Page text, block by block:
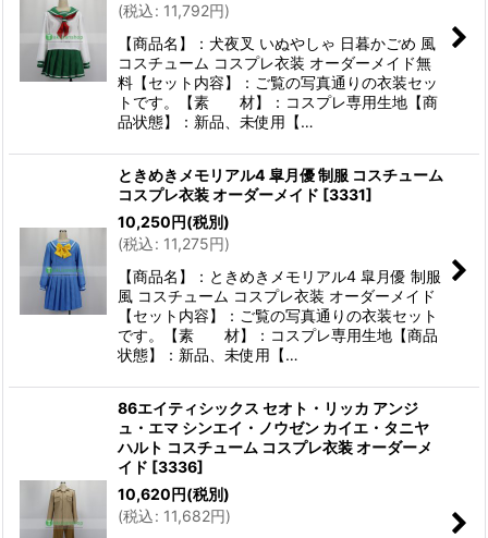
(税込: 11,792円)
【商品名】：犬夜叉 いぬやしゃ 日暮かごめ 風
コスチューム コスプレ衣装 オーダーメイド無
料【セット内容】：ご覧の写真通りの衣装セッ
トです。【素 材】：コスプレ専用生地【商
品状態】：新品、未使用【…
ときめきメモリアル4 皐月優 制服 コスチューム
コスプレ衣装 オーダーメイド [3331]
10,250円(税別)
(税込: 11,275円)
【商品名】：ときめきメモリアル4 皐月優 制服
風 コスチューム コスプレ衣装 オーダーメイド
【セット内容】：ご覧の写真通りの衣装セット
です。【素 材】：コスプレ専用生地【商品
状態】：新品、未使用【…
86エイティシックス セオト・リッカ アンジ
ュ・エマ シンエイ・ノウゼン カイエ・タニヤ
ハルト コスチューム コスプレ衣装 オーダーメ
イド [3336]
10,620円(税別)
(税込: 11,682円)